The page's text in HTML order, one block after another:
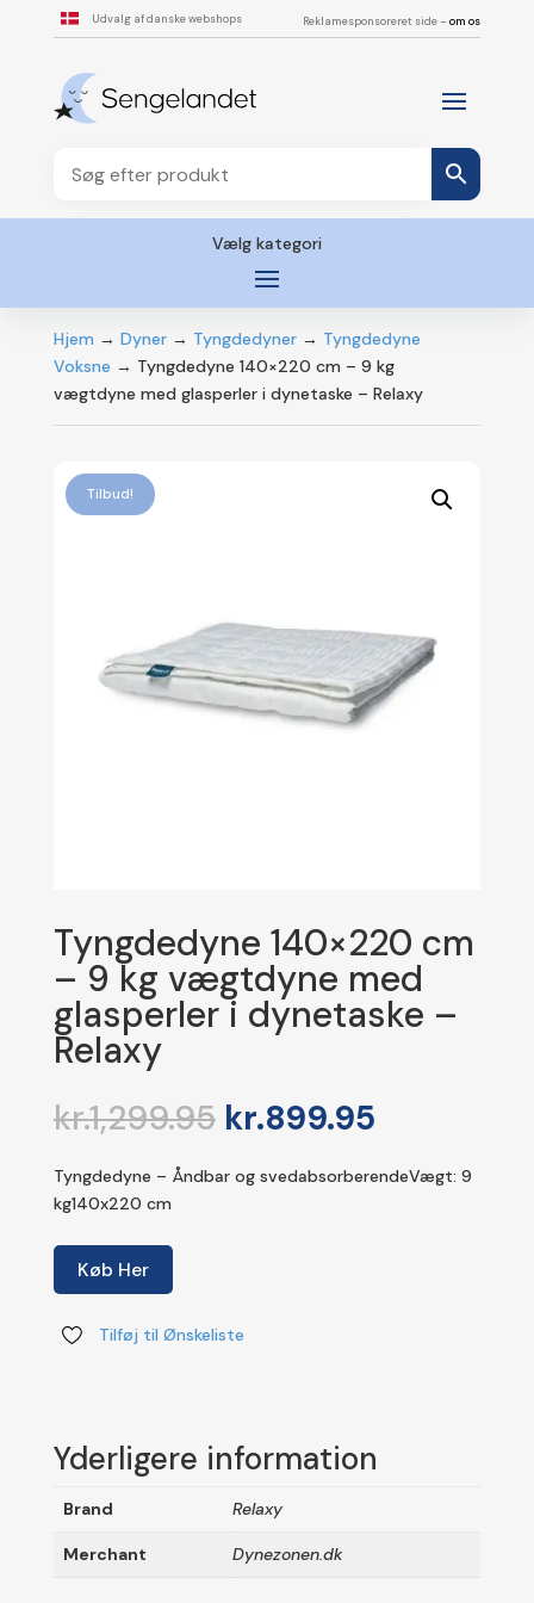
Udvalg af danske webshops Reklamesponsoreret side –om os
Vælg kategori
Hjem → Dyner→ Tyngdedyner→ Tyngdedyne
Voksne → Tyngdedyne 140×220 cm – 9 kg
vægtdyne med glasperler i dynetaske – Relaxy
Tilbud!
Tyngdedyne 140×220 cm
– 9 kg vægtdyne med
glasperler i dynetaske –
Relaxy
kr.1,299.95 Den
oprindelige
pris
var:
kr.899.95Den
pris
Tyngdedyne – Åndbar og svedabsorberendeVægt: 9
kg140x220 cm
Køb Her
Tilføj til Ønskeliste
Yderligere information
Brand Relaxy
Merchant Dynezonen.dk